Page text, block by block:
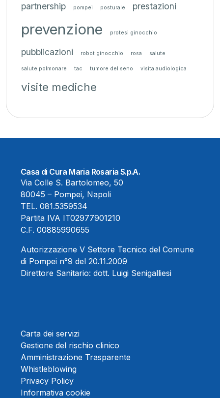
partnership
pompei posturale prestazioni
prevenzione protesi ginocchio
pubblicazioni robot ginocchio rosa salute
salute polmonare tac tumore del seno visita audiologica
visite mediche
Casa di Cura Maria Rosaria S.p.A.
Via Colle S. Bartolomeo, 50
80045 – Pompei, Napoli
TEL. 081.5359534
Partita IVA IT02977901210
C.F. 00885990655
Autorizzazione V Settore Tecnico del Comune
di Pompei n°9 del 20.11.2009
Direttore Sanitario: dott. Luigi Senigalliesi
Carta dei servizi
Gestione del rischio clinico
Amministrazione Trasparente
Whistleblowing
Privacy Policy
Informativa cookie